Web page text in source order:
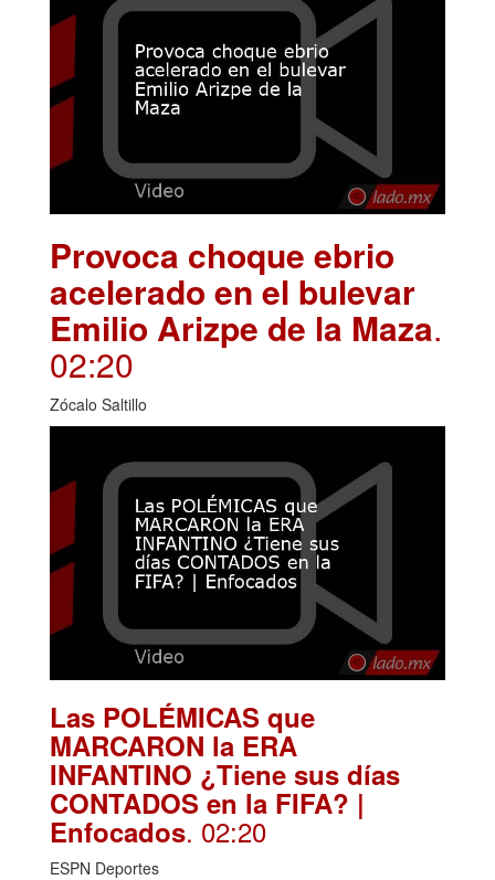
Provoca choque ebrio
acelerado en el bulevar
Emilio Arizpe de la Maza.
02:20
Zócalo Saltillo
Las POLÉMICAS que
MARCARON la ERA
INFANTINO ¿Tiene sus días
CONTADOS en la FIFA? |
Enfocados. 02:20
ESPN Deportes